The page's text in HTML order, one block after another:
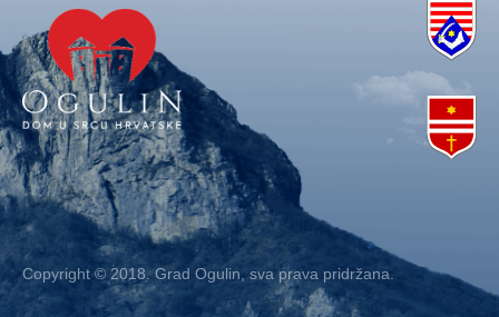
Copyright © 2018. Grad Ogulin, sva prava pridržana.